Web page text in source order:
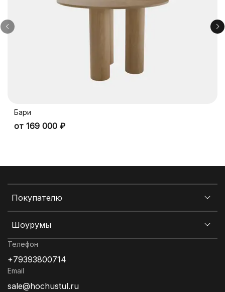
Бари
от 169 000 ₽
Покупателю
Шоурумы
Телефон
+79393800714
Email
sale@hochustul.ru